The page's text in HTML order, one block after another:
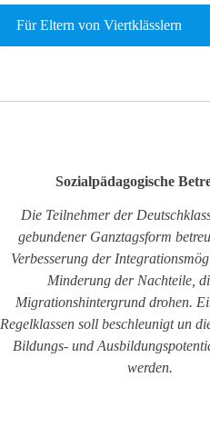
Für Eltern von Viertklässlern
Sozialpädagogische
Die Teilnehmer der
gebundener Ganztagsform
Verbesserung der
Minderung der Nachteile,
Migrationshintergrund drohen.
Regelklassen soll beschleunigt un
Bildungs- und
werden.